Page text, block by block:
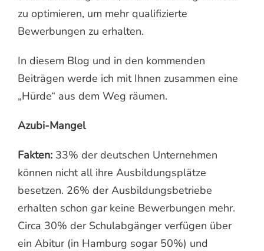
zu optimieren, um mehr qualifizierte
Bewerbungen zu erhalten.
In diesem Blog und in den kommenden
Beiträgen werde ich mit Ihnen zusammen eine
„Hürde“ aus dem Weg räumen.
Azubi-Mangel
Fakten: 33% der deutschen Unternehmen
können nicht all ihre Ausbildungsplätze
besetzen. 26% der Ausbildungsbetriebe
erhalten schon gar keine Bewerbungen mehr.
Circa 30% der Schulabgänger verfügen über
ein Abitur (in Hamburg sogar 50%) und